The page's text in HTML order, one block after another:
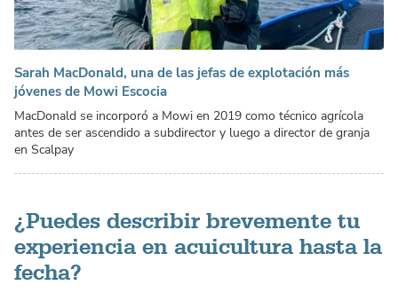
Sarah MacDonald, una de las jefas de explotación más
jóvenes de Mowi Escocia
MacDonald se incorporó a Mowi en 2019 como técnico agrícola
antes de ser ascendido a subdirector y luego a director de granja
en Scalpay
¿Puedes describir brevemente tu
experiencia en acuicultura hasta la
fecha?